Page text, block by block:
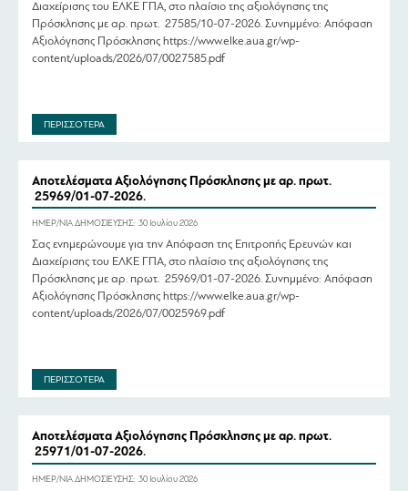
Διαχείρισης του ΕΛΚΕ ΓΠΑ, στο πλαίσιο της αξιολόγησης της
Πρόσκλησης με αρ. πρωτ. 27585/10-07-2026. Συνημμένο: Απόφαση
Αξιολόγησης Πρόσκλησης https://www.elke.aua.gr/wp-
content/uploads/2026/07/0027585.pdf
ΠΕΡΙΣΣΟΤΕΡΑ
Αποτελέσματα Αξιολόγησης Πρόσκλησης με αρ. πρωτ.
25969/01-07-2026.
ΗΜΕΡ/ΝΙΑ ΔΗΜΟΣΙΕΥΣΗΣ: 30 Ιουλίου 2026
Σας ενημερώνουμε για την Απόφαση της Επιτροπής Ερευνών και
Διαχείρισης του ΕΛΚΕ ΓΠΑ, στο πλαίσιο της αξιολόγησης της
Πρόσκλησης με αρ. πρωτ. 25969/01-07-2026. Συνημμένο: Απόφαση
Αξιολόγησης Πρόσκλησης https://www.elke.aua.gr/wp-
content/uploads/2026/07/0025969.pdf
ΠΕΡΙΣΣΟΤΕΡΑ
Αποτελέσματα Αξιολόγησης Πρόσκλησης με αρ. πρωτ.
25971/01-07-2026.
ΗΜΕΡ/ΝΙΑ ΔΗΜΟΣΙΕΥΣΗΣ: 30 Ιουλίου 2026